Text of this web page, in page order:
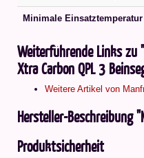
Minimale Einsatztemperatur
Weiterführende Links
Xtra Carbon QPL 3
Weitere Artikel von
Hersteller-Beschreibung
Produktsicherheit